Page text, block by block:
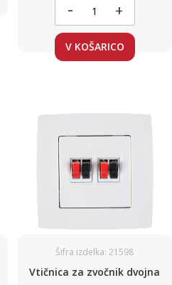
- +
V KOŠARICO
Šifra izdelka: 21598
Vtičnica za zvočnik dvojna